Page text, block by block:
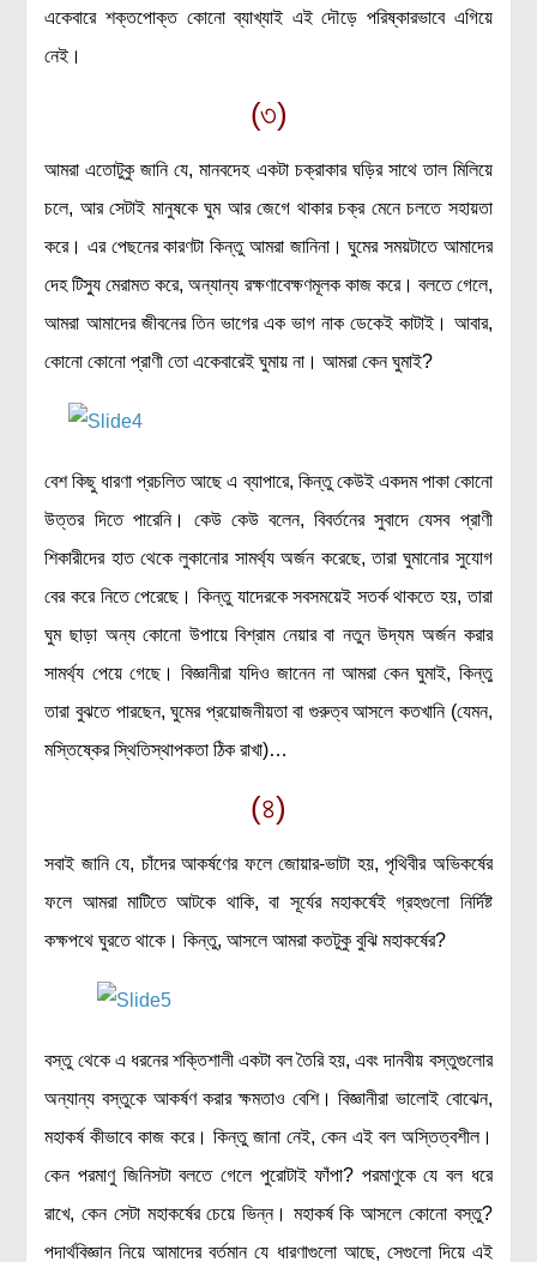
একেবারে শক্তপোক্ত কোনো ব্যাখ্যাই এই দৌড়ে পরিষ্কারভাবে এগিয়ে
নেই।
(৩)
আমরা এতোটুকু জানি যে, মানবদেহ একটা চক্রাকার ঘড়ির সাথে তাল মিলিয়ে
চলে, আর সেটাই মানুষকে ঘুম আর জেগে থাকার চক্র মেনে চলতে সহায়তা
করে। এর পেছনের কারণটা কিন্তু আমরা জানিনা। ঘুমের সময়টাতে আমাদের
দেহ টিস্যু মেরামত করে, অন্যান্য রক্ষণাবেক্ষণমূলক কাজ করে। বলতে গেলে,
আমরা আমাদের জীবনের তিন ভাগের এক ভাগ নাক ডেকেই কাটাই। আবার,
কোনো কোনো প্রাণী তো একেবারেই ঘুমায় না। আমরা কেন ঘুমাই?
বেশ কিছু ধারণা প্রচলিত আছে এ ব্যাপারে, কিন্তু কেউই একদম পাকা কোনো
উত্তর দিতে পারেনি। কেউ কেউ বলেন, বিবর্তনের সুবাদে যেসব প্রাণী
শিকারীদের হাত থেকে লুকানোর সামর্থ্য অর্জন করেছে, তারা ঘুমানোর সুযোগ
বের করে নিতে পেরেছে। কিন্তু যাদেরকে সবসময়েই সতর্ক থাকতে হয়, তারা
ঘুম ছাড়া অন্য কোনো উপায়ে বিশ্রাম নেয়ার বা নতুন উদ্যম অর্জন করার
সামর্থ্য পেয়ে গেছে। বিজ্ঞানীরা যদিও জানেন না আমরা কেন ঘুমাই, কিন্তু
তারা বুঝতে পারছেন, ঘুমের প্রয়োজনীয়তা বা গুরুত্ব আসলে কতখানি (যেমন,
মস্তিষ্কের স্থিতিস্থাপকতা ঠিক রাখা)…
(৪)
সবাই জানি যে, চাঁদের আকর্ষণের ফলে জোয়ার-ভাটা হয়, পৃথিবীর অভিকর্ষের
ফলে আমরা মাটিতে আটকে থাকি, বা সূর্যের মহাকর্ষেই গ্রহগুলো নির্দিষ্ট
কক্ষপথে ঘুরতে থাকে। কিন্তু, আসলে আমরা কতটুকু বুঝি মহাকর্ষের?
বস্তু থেকে এ ধরনের শক্তিশালী একটা বল তৈরি হয়, এবং দানবীয় বস্তুগুলোর
অন্যান্য বস্তুকে আকর্ষণ করার ক্ষমতাও বেশি। বিজ্ঞানীরা ভালোই বোঝেন,
মহাকর্ষ কীভাবে কাজ করে। কিন্তু জানা নেই, কেন এই বল অস্তিত্বশীল।
কেন পরমাণু জিনিসটা বলতে গেলে পুরোটাই ফাঁপা? পরমাণুকে যে বল ধরে
রাখে, কেন সেটা মহাকর্ষের চেয়ে ভিন্ন। মহাকর্ষ কি আসলে কোনো বস্তু?
পদার্থবিজ্ঞান নিয়ে আমাদের বর্তমান যে ধারণাগুলো আছে, সেগুলো দিয়ে এই